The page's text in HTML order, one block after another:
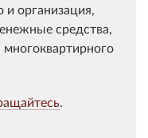
организация,
средства,
.